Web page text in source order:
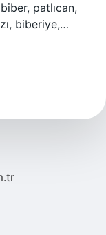
patlıcan,
biberiye,…